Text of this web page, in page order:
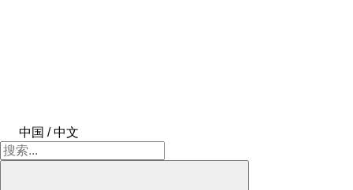
中国 / 中文